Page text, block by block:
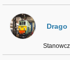
Drago